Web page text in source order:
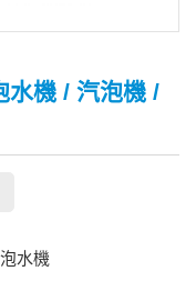
機 / 汽泡機 /
水機